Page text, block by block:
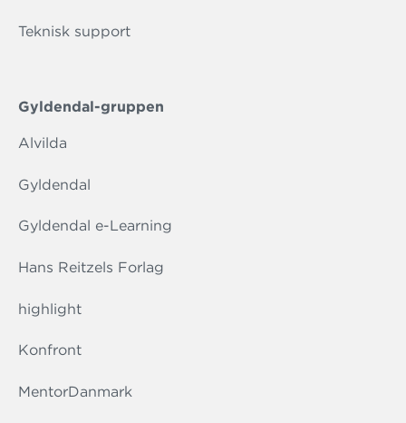
Teknisk support
Gyldendal-gruppen
Alvilda
Gyldendal
Gyldendal e-Learning
Hans Reitzels Forlag
highlight
Konfront
MentorDanmark